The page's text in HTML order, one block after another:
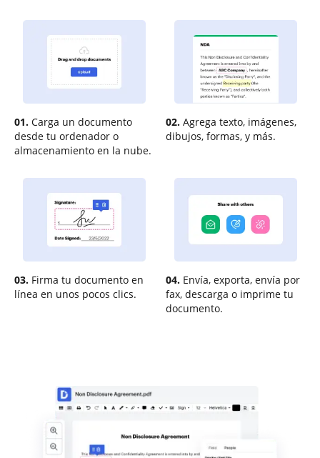
01. Carga un documento
desde tu ordenador o
almacenamiento en la nube.
02. Agrega texto, imágenes,
dibujos, formas, y más.
03. Firma tu documento en
línea en unos pocos clics.
04. Envía, exporta, envía por
fax, descarga o imprime tu
documento.